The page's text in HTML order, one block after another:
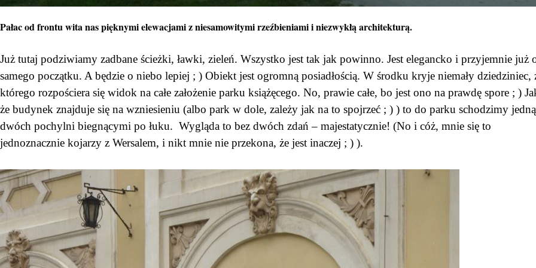
Pałac od frontu wita nas pięknymi elewacjami z niesamowitymi rzeźbieniami i niezwykłą architekturą.
Już tutaj podziwiamy zadbane ścieżki, ławki, zieleń. Wszystko jest tak jak powinno. Jest elegancko i przyjemnie już
samego początku. A będzie o niebo lepiej ; ) Obiekt jest ogromną posiadłością. W środku kryje niemały dziedziniec,
którego rozpościera się widok na całe założenie parku książęcego. No, prawie całe, bo jest ono na prawdę spore ; )
że budynek znajduje się na wzniesieniu (albo park w dole, zależy jak na to spojrzeć ; ) ) to do parku schodzimy
dwóch pochylni biegnącymi po łuku. Wygląda to bez dwóch zdań – majestatycznie! (No i cóż, mnie się to
jednoznacznie kojarzy z Wersalem, i nikt mnie nie przekona, że jest inaczej ; ) ).